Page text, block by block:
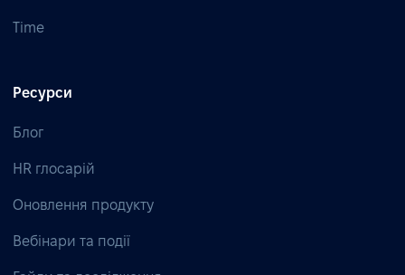
Time
Ресурси
Блог
HR глосарій
Оновлення продукту
Вебінари та події